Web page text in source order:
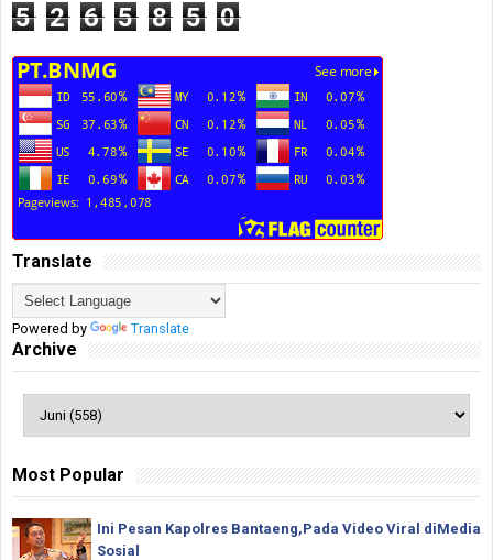
5 2 6 5 8 5 0
Translate
Powered by Translate
Archive
Most Popular
Ini Pesan Kapolres Bantaeng,Pada Video Viral diMedia
Sosial